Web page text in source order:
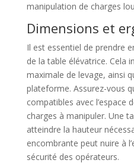
manipulation de charges
Dimensions et
Il est essentiel de prendre
de la table élévatrice. Cela
maximale de levage, ainsi
plateforme. Assurez-vous
compatibles avec l’espace
charges à manipuler. Une
atteindre la hauteur
encombrante peut nuire à
sécurité des opérateurs.